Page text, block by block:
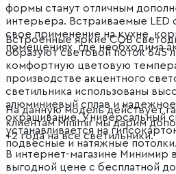
формы станут отличным
интерьера. Встраиваемые LED
свое применение на кухне,
помещениях, где необходима
Встроенные яркие COB
образуют световой поток 645
комфортную цветовую
производстве акцентного
светильника использованы
алюминиевый сплав и
окрашивание. Универсальный
устанавливается на
подвесные и натяжные потолки.
На данную модель действует
клиентам Minimir мы дарим
+2 года на все светильники.
В интернет-магазине Минимир
выгодной цене с бесплатной